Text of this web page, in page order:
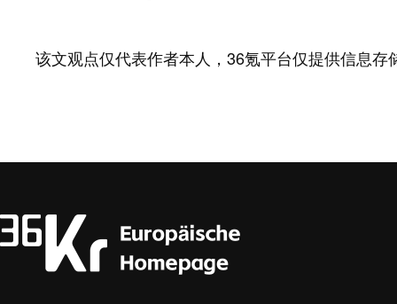
该文观点仅代表作者本人，36氪平台仅提供信息存